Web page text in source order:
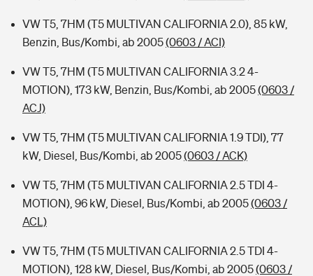
VW T5, 7HM (T5 MULTIVAN CALIFORNIA 2.0), 85 kW,
Benzin, Bus/Kombi, ab 2005(0603 / ACI)
VW T5, 7HM (T5 MULTIVAN CALIFORNIA 3.2 4-
MOTION), 173 kW, Benzin, Bus/Kombi, ab 2005(0603 /
ACJ)
VW T5, 7HM (T5 MULTIVAN CALIFORNIA 1.9 TDI), 77
kW, Diesel, Bus/Kombi, ab 2005(0603 / ACK)
VW T5, 7HM (T5 MULTIVAN CALIFORNIA 2.5 TDI 4-
MOTION), 96 kW, Diesel, Bus/Kombi, ab 2005(0603 /
ACL)
VW T5, 7HM (T5 MULTIVAN CALIFORNIA 2.5 TDI 4-
MOTION), 128 kW, Diesel, Bus/Kombi, ab 2005(0603 /